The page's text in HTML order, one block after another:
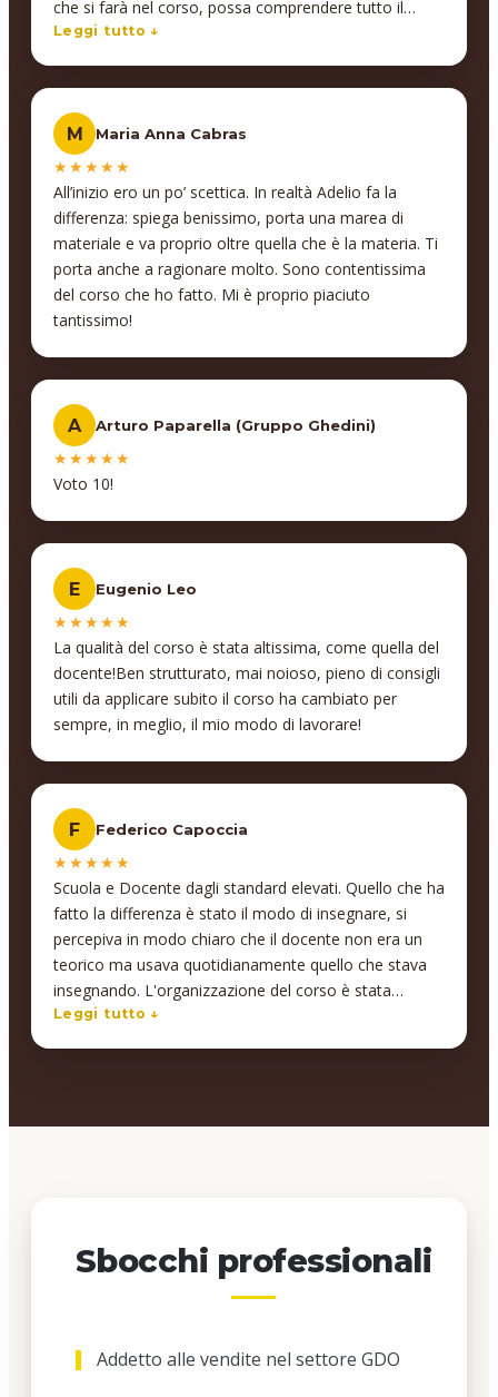
che si farà nel corso, possa comprendere tutto il
percorso ed a fine corso avere una certificazione di
varie lezioni ed il materiale che il professore ha fatto
per il corso! Inoltre professori bravissimi e che
spiegano in maniera molto chiara e semplice inoltre
danno anche la possibilità di interagire in modo da
comprendere meglio concetti e pratica di ciò che si fa!
Non bastasse tutto ciò a fine lezioni il professore si
mette a disposizione per una 20ina di ore per
approfondire argomenti che ha spiegato o aggiungere
conoscenze al bagaglio di noi studenti!
Consigliatissimi!!
Leggi tutto ↓
M Maria Anna Cabras
★★★★★
All’inizio ero un po’ scettica. In realtà Adelio fa la
differenza: spiega benissimo, porta una marea di
materiale e va proprio oltre quella che è la materia. Ti
porta anche a ragionare molto. Sono contentissima
del corso che ho fatto. Mi è proprio piaciuto
tantissimo!
A Arturo Paparella (Gruppo Ghedini)
★★★★★
Voto 10!
E Eugenio Leo
★★★★★
La qualità del corso è stata altissima, come quella del
docente!Ben strutturato, mai noioso, pieno di consigli
utili da applicare subito il corso ha cambiato per
sempre, in meglio, il mio modo di lavorare!
F Federico Capoccia
★★★★★
Scuola e Docente dagli standard elevati. Quello che ha
fatto la differenza è stato il modo di insegnare, si
percepiva in modo chiaro che il docente non era un
teorico ma usava quotidianamente quello che stava
insegnando. L'organizzazione del corso è stata
perfetta. I contenuti del corso e il materiale fornito
Leggi tutto ↓
Sbocchi professionali
Addetto alle vendite nel settore GDO